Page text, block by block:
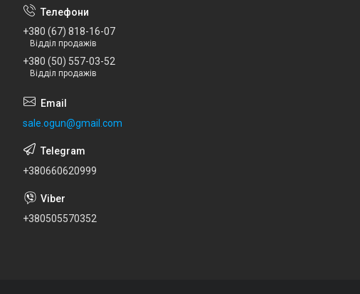
+380 (67) 818-16-07
Відділ продажів
+380 (50) 557-03-52
Відділ продажів
sale.ogun@gmail.com
+380660620999
+380505570352